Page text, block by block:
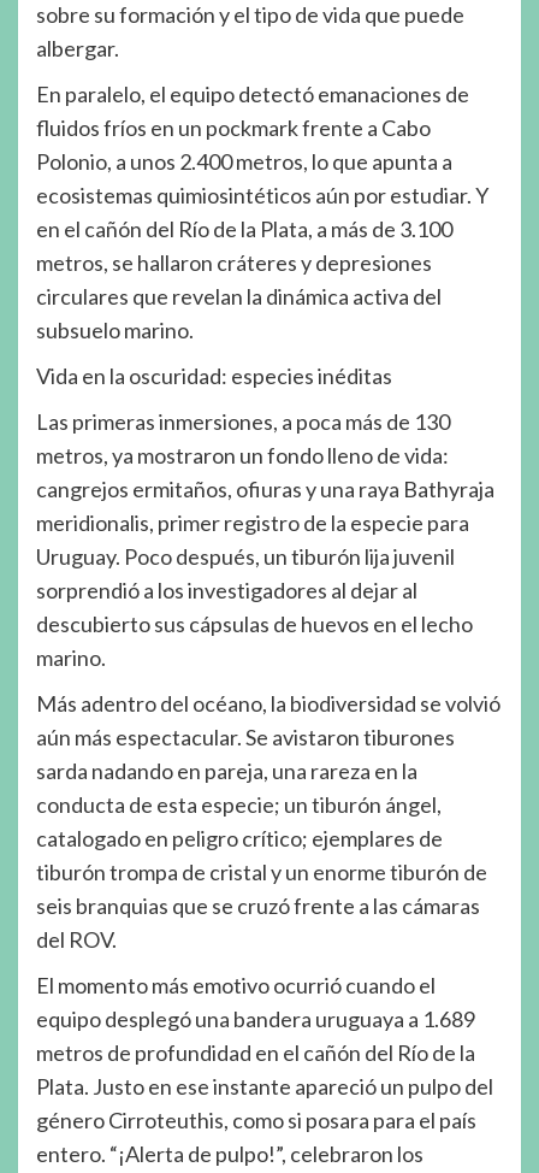
sobre su formación y el tipo de vida que puede
albergar.
En paralelo, el equipo detectó emanaciones de
fluidos fríos en un pockmark frente a Cabo
Polonio, a unos 2.400 metros, lo que apunta a
ecosistemas quimiosintéticos aún por estudiar. Y
en el cañón del Río de la Plata, a más de 3.100
metros, se hallaron cráteres y depresiones
circulares que revelan la dinámica activa del
subsuelo marino.
Vida en la oscuridad: especies inéditas
Las primeras inmersiones, a poca más de 130
metros, ya mostraron un fondo lleno de vida:
cangrejos ermitaños, ofiuras y una raya Bathyraja
meridionalis, primer registro de la especie para
Uruguay. Poco después, un tiburón lija juvenil
sorprendió a los investigadores al dejar al
descubierto sus cápsulas de huevos en el lecho
marino.
Más adentro del océano, la biodiversidad se volvió
aún más espectacular. Se avistaron tiburones
sarda nadando en pareja, una rareza en la
conducta de esta especie; un tiburón ángel,
catalogado en peligro crítico; ejemplares de
tiburón trompa de cristal y un enorme tiburón de
seis branquias que se cruzó frente a las cámaras
del ROV.
El momento más emotivo ocurrió cuando el
equipo desplegó una bandera uruguaya a 1.689
metros de profundidad en el cañón del Río de la
Plata. Justo en ese instante apareció un pulpo del
género Cirroteuthis, como si posara para el país
entero. “¡Alerta de pulpo!”, celebraron los